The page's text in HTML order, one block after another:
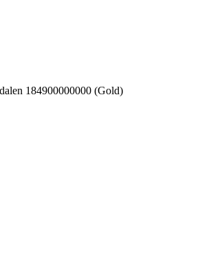
184900000000 (Gold)